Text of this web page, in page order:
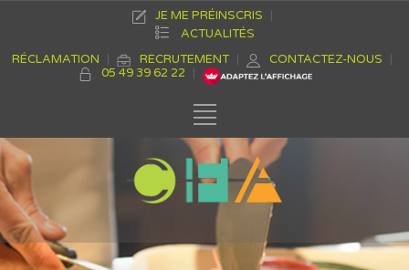
JE ME PRÉINSCRIS
ACTUALITÉS
RÉCLAMATION
RECRUTEMENT
CONTACTEZ-NOUS
05 49 39 62 22